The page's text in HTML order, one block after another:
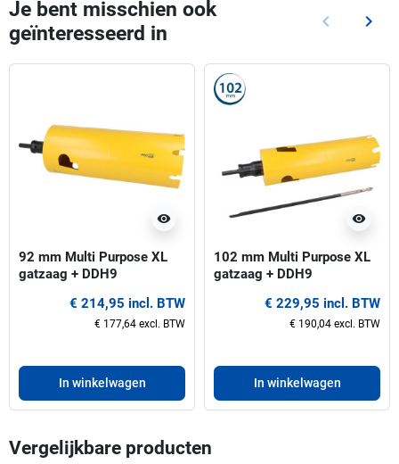
Je bent misschien ook
geïnteresseerd in
Vorige
keyboard_arrow_left keyboard_arrow_right
visibility
92 mm Multi Purpose XL
gatzaag + DDH9
€ 214,95 incl. BTW
€ 177,64 excl. BTW
In winkelwagen
visibility
102 mm Multi Purpose XL
gatzaag + DDH9
€ 229,95 incl. BTW
€ 190,04 excl. BTW
In winkelwagen
Vergelijkbare producten